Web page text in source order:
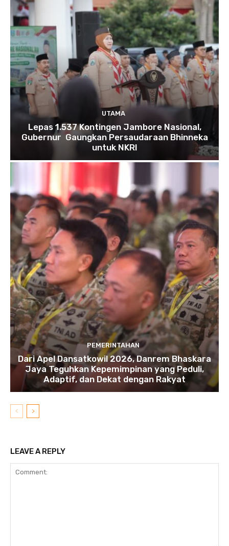
UTAMA
Lepas 1.537 Kontingen Jambore Nasional,
Gubernur Gaungkan Persaudaraan Bhinneka
untuk NKRI
PEMERINTAHAN
Dari Apel Dansatkowil 2026, Danrem Bhaskara
Jaya Teguhkan Kepemimpinan yang Peduli,
Adaptif, dan Dekat dengan Rakyat
LEAVE A REPLY